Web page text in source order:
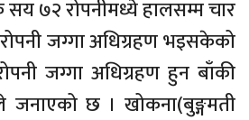
७२ रोपनीमध्ये हालसम्म चार
जग्गा अधिग्रहण भइसकेको
जग्गा अधिग्रहण हुन बाँकी
जनाएको छ । खोकना(बुङ्गमती